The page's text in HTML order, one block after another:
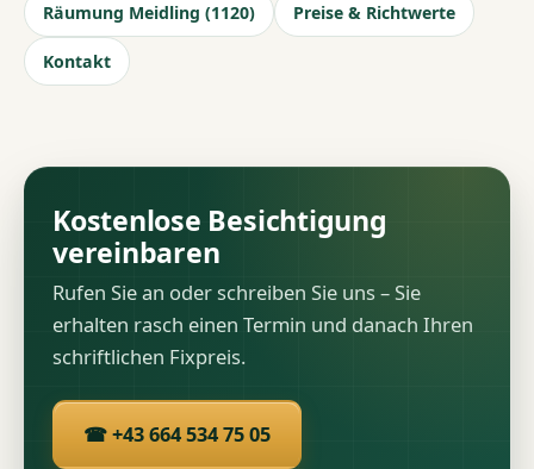
Räumung Meidling (1120) Preise & Richtwerte
Kontakt
Kostenlose Besichtigung
vereinbaren
Rufen Sie an oder schreiben Sie uns – Sie
erhalten rasch einen Termin und danach Ihren
schriftlichen Fixpreis.
☎ +43 664 534 75 05